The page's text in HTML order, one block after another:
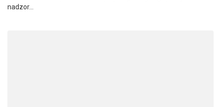
nadzor…